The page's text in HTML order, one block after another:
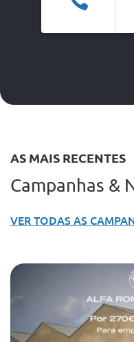
AS MAIS RECENTES
Campanhas &
VER TODAS AS